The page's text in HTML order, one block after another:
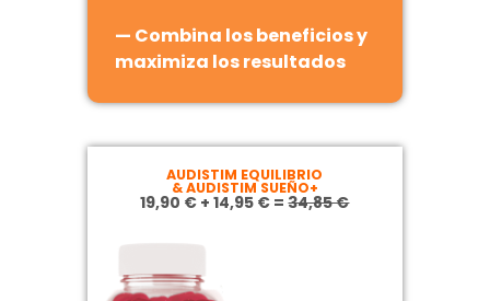
— Combina los beneficios y
maximiza los resultados
AUDISTIM EQUILIBRIO
& AUDISTIM SUEÑO+
19,90 € + 14,95 € =34,85 €